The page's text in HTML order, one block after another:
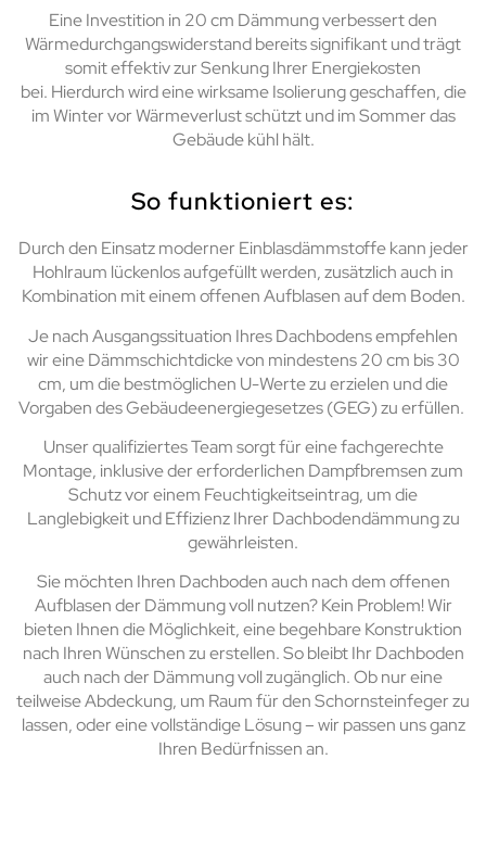
Eine Investition in 20 cm Dämmung verbessert den
Wärmedurchgangswiderstand bereits signifikant und trägt
somit effektiv zur Senkung Ihrer Energiekosten
bei. Hierdurch wird eine wirksame Isolierung geschaffen, die
im Winter vor Wärmeverlust schützt und im Sommer das
Gebäude kühl hält.
So funktioniert es:
Durch den Einsatz moderner Einblasdämmstoffekann jeder
Hohlraum lückenlos aufgefüllt werden, zusätzlich auch in
Kombination mit einem offenen Aufblasen auf dem Boden.
Je nach Ausgangssituation Ihres Dachbodens empfehlen
wir eine Dämmschichtdicke von mindestens 20 cm bis 30
cm, um die bestmöglichen U-Werte zu erzielen und die
Vorgaben des Gebäudeenergiegesetzes (GEG) zu erfüllen.
Unser qualifiziertes Team sorgt für eine fachgerechte
Montage, inklusive der erforderlichen Dampfbremsen zum
Schutz vor einem Feuchtigkeitseintrag, um die
Langlebigkeit und Effizienz Ihrer Dachbodendämmung zu
gewährleisten.
Sie möchten Ihren Dachboden auch nach dem offenen
Aufblasen der Dämmung voll nutzen? Kein Problem! Wir
bieten Ihnen die Möglichkeit, eine begehbare Konstruktion
nach Ihren Wünschen zu erstellen. So bleibt Ihr Dachboden
auch nach der Dämmung voll zugänglich. Ob nur eine
teilweise Abdeckung, um Raum für den Schornsteinfeger zu
lassen, oder eine vollständige Lösung – wir passen uns ganz
Ihren Bedürfnissen an.